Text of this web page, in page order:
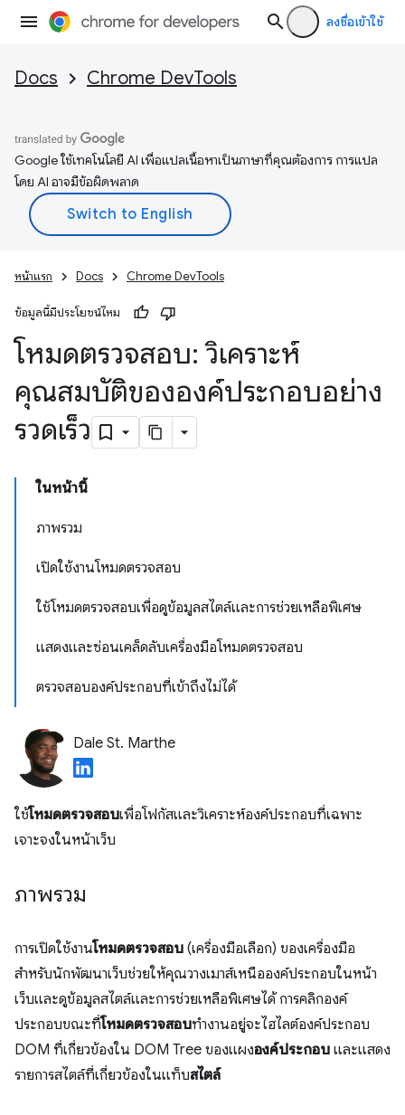
ลงชื่อเข้าใช้
Docs Chrome DevTools
Google ใช้เทคโนโลยี AI เพื่อแปลเนื้อหาเป็นภาษาที่คุณต้องการ การแปล
โดย AI อาจมีข้อผิดพลาด
หน้าแรก Docs Chrome DevTools
ข้อมูลนี้มีประโยชน์ไหม
โหมดตรวจสอบ: วิเคราะห์
คุณสมบัติขององค์ประกอบอย่าง
รวดเร็ว
ในหน้านี้
ภาพรวม
เปิดใช้งานโหมดตรวจสอบ
ใช้โหมดตรวจสอบเพื่อดูข้อมูลสไตล์และการช่วยเหลือพิเศษ
แสดงและซ่อนเคล็ดลับเครื่องมือโหมดตรวจสอบ
ตรวจสอบองค์ประกอบที่เข้าถึงไม่ได้
Dale St. Marthe
ใช้โหมดตรวจสอบเพื่อโฟกัสและวิเคราะห์องค์ประกอบที่เฉพาะ
เจาะจงในหน้าเว็บ
ภาพรวม
การเปิดใช้งานโหมดตรวจสอบ (เครื่องมือเลือก) ของเครื่องมือ
สำหรับนักพัฒนาเว็บช่วยให้คุณวางเมาส์เหนือองค์ประกอบในหน้า
เว็บและดูข้อมูลสไตล์และการช่วยเหลือพิเศษได้ การคลิกองค์
ประกอบขณะที่โหมดตรวจสอบทำงานอยู่จะไฮไลต์องค์ประกอบ
DOM ที่เกี่ยวข้องใน DOM Tree ของแผงองค์ประกอบ และแสดง
รายการสไตล์ที่เกี่ยวข้องในแท็บสไตล์